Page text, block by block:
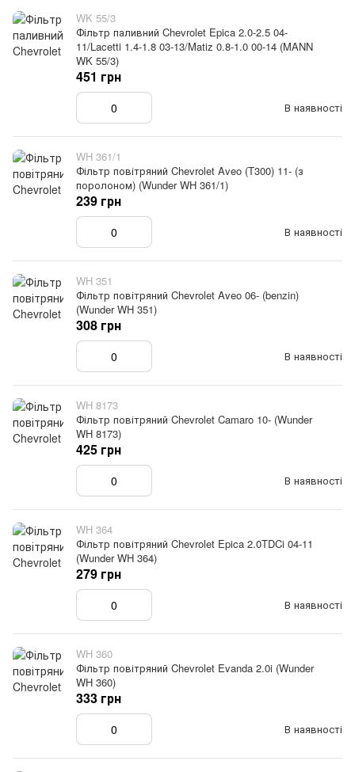
WK 55/3
Фільтр паливний Chevrolet Epica 2.0-2.5 04-
11/Lacetti 1.4-1.8 03-13/Matiz 0.8-1.0 00-14 (MANN
WK 55/3)
В наявності
451 грн
WH 361/1
Фільтр повітряний Chevrolet Aveo (T300) 11- (з
поролоном) (Wunder WH 361/1)
В наявності
239 грн
WH 351
Фільтр повітряний Chevrolet Aveo 06- (benzin)
(Wunder WH 351)
В наявності
308 грн
WH 8173
Фільтр повітряний Chevrolet Camaro 10- (Wunder
WH 8173)
В наявності
425 грн
WH 364
Фільтр повітряний Chevrolet Epica 2.0TDCi 04-11
(Wunder WH 364)
В наявності
279 грн
WH 360
Фільтр повітряний Chevrolet Evanda 2.0i (Wunder
WH 360)
В наявності
333 грн